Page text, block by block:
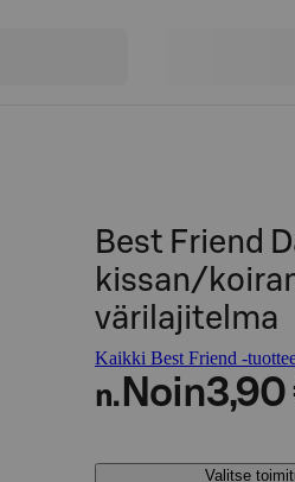
Best Friend
kissan/
värilajitelma
Kaikki Best Friend -
n. Noin3,90
Valitse